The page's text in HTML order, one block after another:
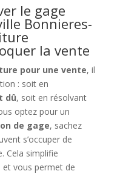
le gage
Bonnieres-
la vente
pour une vente, il
: soit en
dû, soit en résolvant
optez pour un
de gage, sachez
s’occuper de
Cela simplifie
et vous permet de